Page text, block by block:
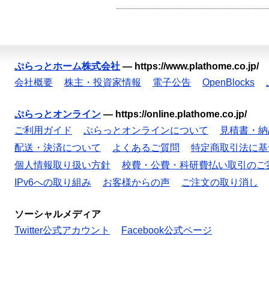
ぷらっとホーム株式会社 — https://www.plathome.co.jp/
会社概要
株主・投資家情報 電子公告 OpenBlocks
ぷらっとオンライン — https://online.plathome.co.jp/
ご利用ガイド
ぷらっとオンラインについて
見積書・
配送・決済について
よくあるご質問
特定商取引法に
個人情報取り扱い方針
校費・公費・科研費払い取引のご
IPv6への取り組み
お客様からの声 ご注文の取り消し
ソーシャルメディア
Twitter公式アカウント
Facebook公式ページ